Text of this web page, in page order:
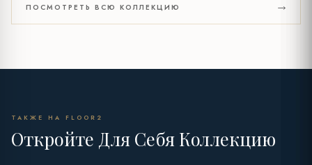
ПОСМОТРЕТЬ ВСЮ КОЛЛЕКЦИЮ
ТАКЖЕ НА FLOOR2
Откройте Для Себя Коллекцию